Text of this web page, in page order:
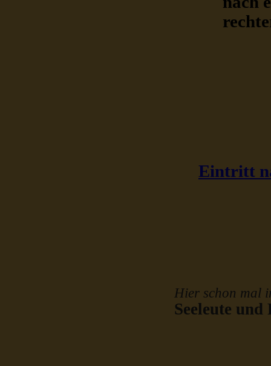
Eintritt
Hier schon mal
Seeleute